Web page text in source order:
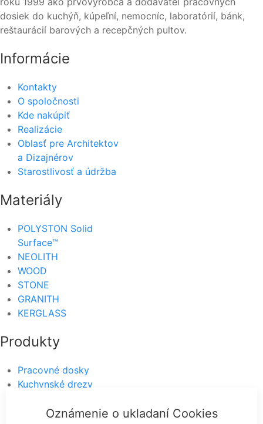
dosiek do kuchýň, kúpeľní, nemocníc, laboratórií, bánk,
reštaurácií barových a recepčných pultov.
Informácie
Kontakty
O spoločnosti
Kde nakúpiť
Realizácie
Oblasť pre Architektov
a Dizajnérov
Starostlivosť a údržba
Materiály
POLYSTON Solid
Surface™
NEOLITH
WOOD
STONE
GRANITH
KERGLASS
Produkty
Pracovné dosky
Kuchynské drezy
Obklady a dlažby
Oznámenie o ukladaní Cookies